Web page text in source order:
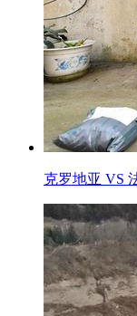
克罗地亚 VS